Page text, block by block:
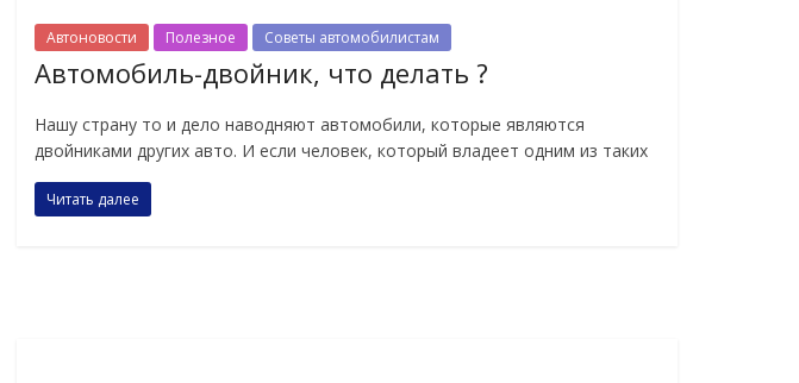
Автоновости Полезное Советы автомобилистам
Автомобиль-двойник, что делать ?
Нашу страну то и дело наводняют автомобили, которые являются
двойниками других авто. И если человек, который владеет одним из таких
Читать далее